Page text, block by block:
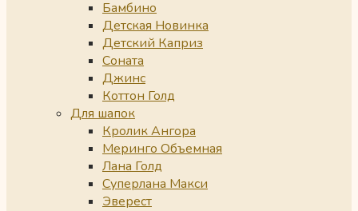
Бамбино
Детская Новинка
Детский Каприз
Соната
Джинс
Коттон Голд
Для шапок
Кролик Ангора
Меринго Объемная
Лана Голд
Суперлана Макси
Эверест